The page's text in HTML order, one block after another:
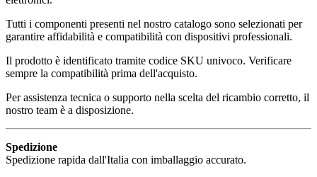
Tutti i componenti presenti nel nostro catalogo sono selezionati per
garantire affidabilità e compatibilità con dispositivi professionali.
Il prodotto è identificato tramite codice SKU univoco. Verificare
sempre la compatibilità prima dell'acquisto.
Per assistenza tecnica o supporto nella scelta del ricambio corretto, il
nostro team è a disposizione.
Spedizione
Spedizione rapida dall'Italia con imballaggio accurato.